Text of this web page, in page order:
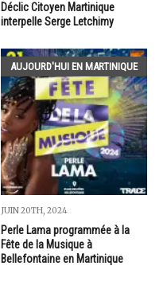
Déclic Citoyen Martinique
interpelle Serge Letchimy
AUJOURD'HUI EN MARTINIQUE
JUIN 20TH, 2024
Perle Lama programmée à la
Fête de la Musique à
Bellefontaine en Martinique